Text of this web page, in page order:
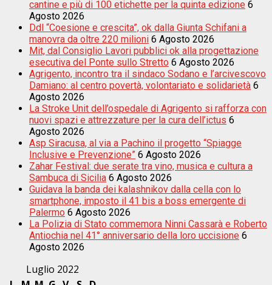
cantine e più di 100 etichette per la quinta edizione 6
Agosto 2026
Ddl “Coesione e crescita”, ok dalla Giunta Schifani a
manovra da oltre 220 milioni 6 Agosto 2026
Mit, dal Consiglio Lavori pubblici ok alla progettazione
esecutiva del Ponte sullo Stretto 6 Agosto 2026
Agrigento, incontro tra il sindaco Sodano e l’arcivescovo
Damiano: al centro povertà, volontariato e solidarietà 6
Agosto 2026
La Stroke Unit dell’ospedale di Agrigento si rafforza con
nuovi spazi e attrezzature per la cura dell’ictus 6
Agosto 2026
Asp Siracusa, al via a Pachino il progetto “Spiagge
Inclusive e Prevenzione” 6 Agosto 2026
Zahar Festival: due serate tra vino, musica e cultura a
Sambuca di Sicilia 6 Agosto 2026
Guidava la banda dei kalashnikov dalla cella con lo
smartphone, imposto il 41 bis a boss emergente di
Palermo 6 Agosto 2026
La Polizia di Stato commemora Ninni Cassarà e Roberto
Antiochia nel 41° anniversario della loro uccisione 6
Agosto 2026
Luglio 2022